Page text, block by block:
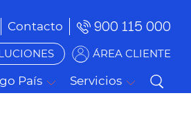
Contacto 900 115 000
ÁREA CLIENTE
País Servicios